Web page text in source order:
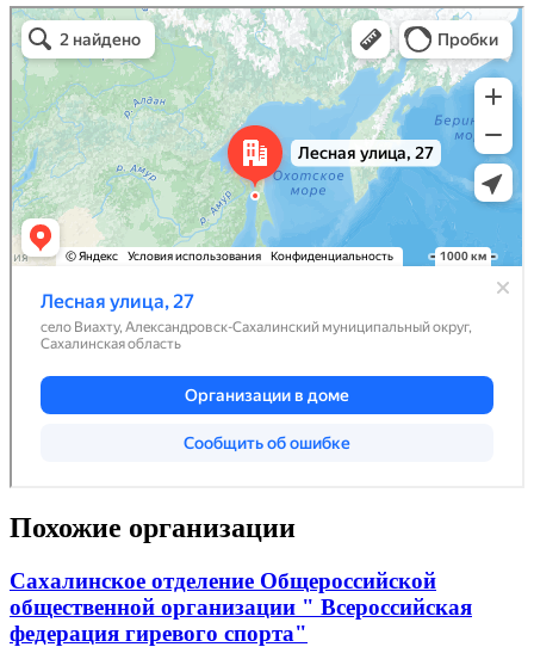
Похожие организации
Сахалинское отделение Общероссийской
общественной организации " Всероссийская
федерация гиревого спорта"